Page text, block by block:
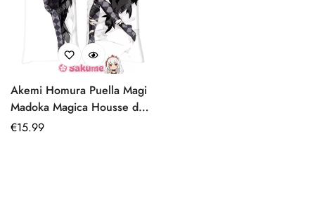
Akemi Homura Puella Magi
Madoka Magica Housse de
coussin corps Anime
Prix
€15.99